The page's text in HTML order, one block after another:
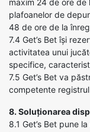
maxim 24 de ore de
plafoanelor de
48 de ore de la
7.4 Get’s Bet își
activitatea unui
specifice,
7.5 Get’s Bet va
competente
8. Soluționarea
8.1 Get’s Bet pune